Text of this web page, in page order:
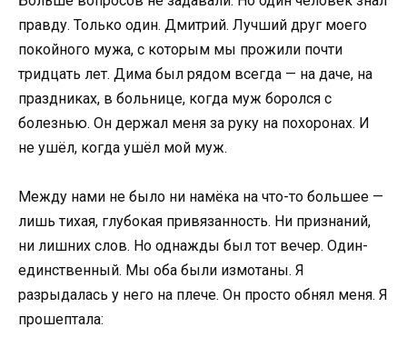
правду. Только один. Дмитрий. Лучший друг моего
покойного мужа, с которым мы прожили почти
тридцать лет. Дима был рядом всегда — на даче, на
праздниках, в больнице, когда муж боролся с
болезнью. Он держал меня за руку на похоронах. И
не ушёл, когда ушёл мой муж.
Между нами не было ни намёка на что-то большее —
лишь тихая, глубокая привязанность. Ни признаний,
ни лишних слов. Но однажды был тот вечер. Один-
единственный. Мы оба были измотаны. Я
разрыдалась у него на плече. Он просто обнял меня. Я
прошептала: